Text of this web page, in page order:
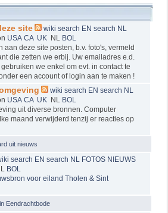
site wiki search EN search NL
USA CA UK NL BOL
aan deze site posten, b.v. foto's, vermeld
die zetten we erbij. Uw emailadres e.d.
we enkel om evt. in contact te
een account of login aan te maken !
wiki search EN search NL
USA CA UK NL BOL
uit diverse bronnen. Computer
maand verwijderd tenzij er reacties op
uit nieuws
search EN search NL FOTOS NIEUWS
BOL
voor eiland Tholen & Sint
Eendrachtbode